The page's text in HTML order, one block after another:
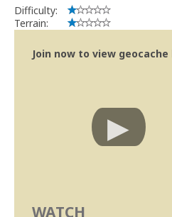
Difficulty:
Terrain:
Join now to view
WATCH